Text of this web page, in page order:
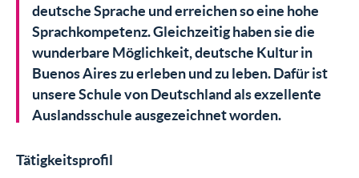
deutsche Sprache und erreichen so eine hohe
Sprachkompetenz. Gleichzeitig haben sie die
wunderbare Möglichkeit, deutsche Kultur in
Buenos Aires zu erleben und zu leben. Dafür ist
unsere Schule von Deutschland als exzellente
Auslandsschule ausgezeichnet worden.
Tätigkeitsprofil